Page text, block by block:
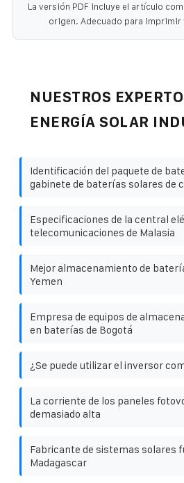
La versión PDF incluye el artículo
origen. Adecuado para imprimir
NUESTROS
ENERGÍA SOLAR
Identificación del paquete de
gabinete de baterías solares de
Especificaciones de la central
telecomunicaciones de Malasia
Mejor almacenamiento de
Yemen
Empresa de equipos de
en baterías de Bogotá
¿Se puede utilizar el inversor
La corriente de los paneles
demasiado alta
Fabricante de sistemas solares
Madagascar